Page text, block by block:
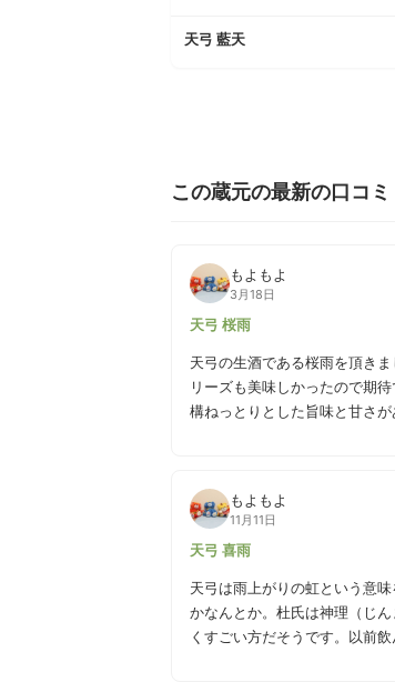
天弓 藍天
この蔵元の最新の口コミ
もよもよ
3月18日
天弓 桜雨
天弓の生酒である桜雨を頂き
リーズも美味しかったので期待です。 香りはさっぱり系の酸味あるフルーツっぽいのです
構ねっとりとした旨味と甘さ
もよもよ
11月11日
天弓 喜雨
天弓は雨上がりの虹という意
かなんとか。杜氏は神理（じ
くすごい方だそうです。以前飲んだ